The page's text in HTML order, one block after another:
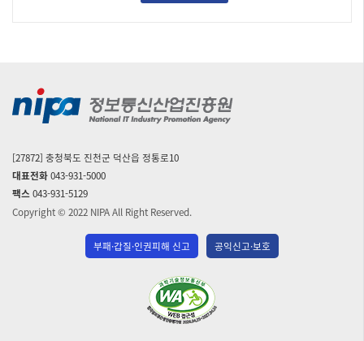
[27872] 충청북도 진천군 덕산읍 정통로10
대표전화043-931-5000
팩스043-931-5129
Copyright © 2022 NIPA All Right Reserved.
부패·갑질·인권피해 신고 공익신고·보호
(사)
한
국